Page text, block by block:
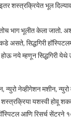
शस्त्रक्रियेत भूल
भाग भूलीत केला जातो.
असते, सिद्धगिरी
नये म्हणून सिद्धगिरी येथे
नेव्हीगेशन मशीन,
यशस्वी होवू शकते.
आणि रिसर्च